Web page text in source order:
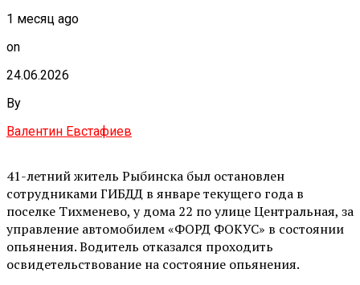
1 месяц ago
on
24.06.2026
By
Валентин Евстафиев
41-летний житель Рыбинска был остановлен
сотрудниками ГИБДД в январе текущего года в
поселке Тихменево, у дома 22 по улице Центральная, за
управление автомобилем «ФОРД ФОКУС» в состоянии
опьянения. Водитель отказался проходить
освидетельствование на состояние опьянения.